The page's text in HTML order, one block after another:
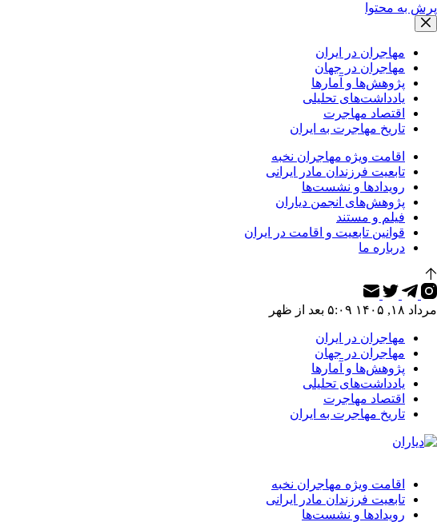
پرش به محتوا
مهاجران در ایران
مهاجران در جهان
پژوهش‌ها و آمارها
یادداشت‌های تحلیلی
اقتصاد مهاجرت
تاریخ مهاجرت به ایران
اقامت ویژه مهاجران نخبه
تابعیت فرزندان مادر ایرانی
رویدادها و نشست‌ها
پژوهش‌های انجمن دیاران
فیلم و مستند
قوانین تابعیت و اقامت در ایران
درباره ما
مرداد ۱۸, ۱۴۰۵ ۵:۰۹ بعد از ظهر
مهاجران در ایران
مهاجران در جهان
پژوهش‌ها و آمارها
یادداشت‌های تحلیلی
اقتصاد مهاجرت
تاریخ مهاجرت به ایران
اقامت ویژه مهاجران نخبه
تابعیت فرزندان مادر ایرانی
رویدادها و نشست‌ها